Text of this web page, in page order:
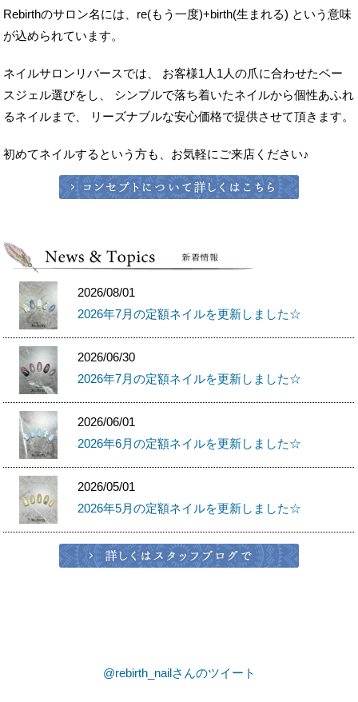
ネイルサロンリバースでは、
お客様1人1人の爪に合わせたベー
スジェル選びをし、
初めてネイルするという方も、お気軽にご来店ください♪
2026年7月の定額ネイルを更新しました☆
2026/06/30
2026年7月の定額ネイルを更新しました☆
2026/06/01
2026年6月の定額ネイルを更新しました☆
2026/05/01
2026年5月の定額ネイルを更新しました☆